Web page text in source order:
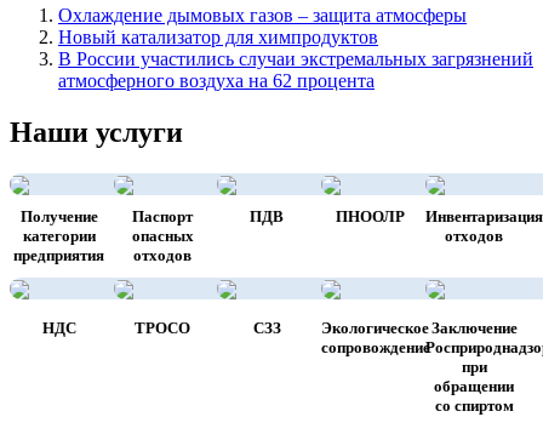
Охлаждение дымовых газов – защита атмосферы
Новый катализатор для химпродуктов
В России участились случаи экстремальных загрязнений
атмосферного воздуха на 62 процента
Наши услуги
Получение
категории
предприятия
Паспорт
опасных
отходов
ПДВ ПНООЛР
Инвентаризация
отходов
НДС ТРОСО СЗЗ
Экологическое
сопровождение
Заключение
при
обращении
со спиртом